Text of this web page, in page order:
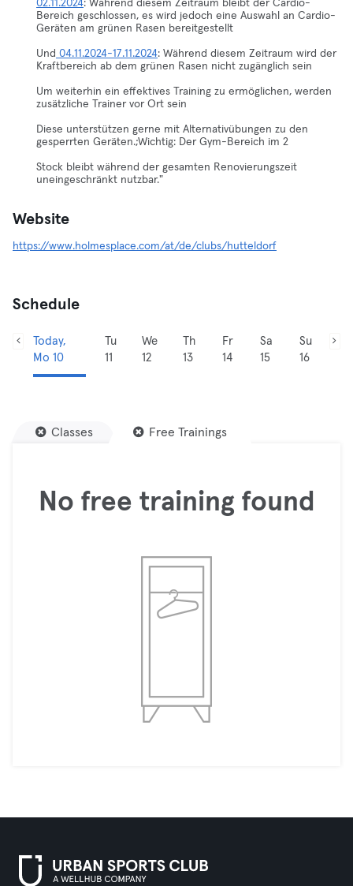
02.11.2024: Während diesem Zeitraum bleibt der Cardio-
Bereich geschlossen, es wird jedoch eine Auswahl an Cardio-
Geräten am grünen Rasen bereitgestellt
Und 04.11.2024-17.11.2024: Während diesem Zeitraum wird der
Kraftbereich ab dem grünen Rasen nicht zugänglich sein
Um weiterhin ein effektives Training zu ermöglichen, werden
zusätzliche Trainer vor Ort sein
Diese unterstützen gerne mit Alternativübungen zu den
gesperrten Geräten.;Wichtig: Der Gym-Bereich im 2
Stock bleibt während der gesamten Renovierungszeit
uneingeschränkt nutzbar."
Website
https://www.holmesplace.com/at/de/clubs/hutteldorf
Schedule
Today,
Mo 10
Tu
11
We
12
Th
13
Fr
14
Sa
15
Su
16
Classes Free Trainings
No free training found